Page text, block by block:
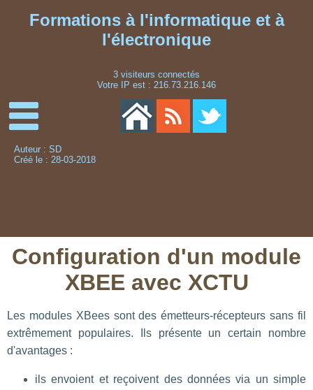
Formations à l'informatique et à
l'électronique
3 visiteurs connectés
Votre IP est : 216.73.216.146
Auteur : SD
Créé le : 28-03-2018
Configuration d'un module
XBEE avec XCTU
Les modules XBees sont des émetteurs-récepteurs sans fil
extrêmement populaires. Ils présente un certain nombre
d'avantages :
ils envoient et reçoivent des données via un simple